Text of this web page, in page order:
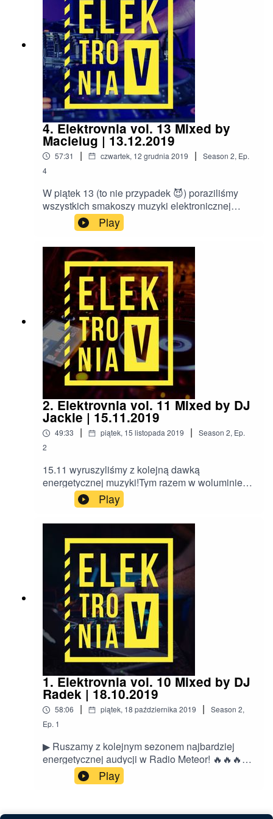
Rzeźbiarz.Zalecamy podłączenie głośników,
najlepiej takich dużych, O!
4. Elektrovnia vol. 13 Mixed by
Macielug | 13.12.2019
57:31 | czwartek, 12 grudnia 2019 | Season 2, Ep.
4
W piątek 13 (to nie przypadek 😈) poraziliśmy
wszystkich smakoszy muzyki elektronicznej
kolejnym setem prosto z naszego reaktora
⚡️⚡️Tym razem, seta w naszej zwariowanej
audycji zagrał DJ Macielug Music. Ma on na
koncie kilka poważniejszych mixów, a teraz
specjalnie dla Was na żywo wystąpił z kolejną
odsłoną swojej elektryzującej twórczości 🎶🎶🤩
Play
2. Elektrovnia vol. 11 Mixed by DJ
Jackie | 15.11.2019
49:33 | piątek, 15 listopada 2019 | Season 2, Ep.
2
15.11 wyruszyliśmy z kolejną dawką
energetycznej muzyki!Tym razem w woluminie
11 DJ Jackie zabrał was w podróż po świecie
Bass House'u!Co z tego wyszło? Sprawdźcie w
tym epizodzie!Nie masz pomysłu na bifora?
Włącz Meteora!
Play
1. Elektrovnia vol. 10 Mixed by DJ
Radek | 18.10.2019
58:06 | piątek, 18 października 2019 | Season 2,
Ep. 1
▶ Ruszamy z kolejnym sezonem najbardziej
energetycznej audycji w Radio Meteor! 🔥🔥🔥
Zapraszamy wszystkich miłośników muzyki
elektronicznej na prawdopodobnie najlepszą
Play